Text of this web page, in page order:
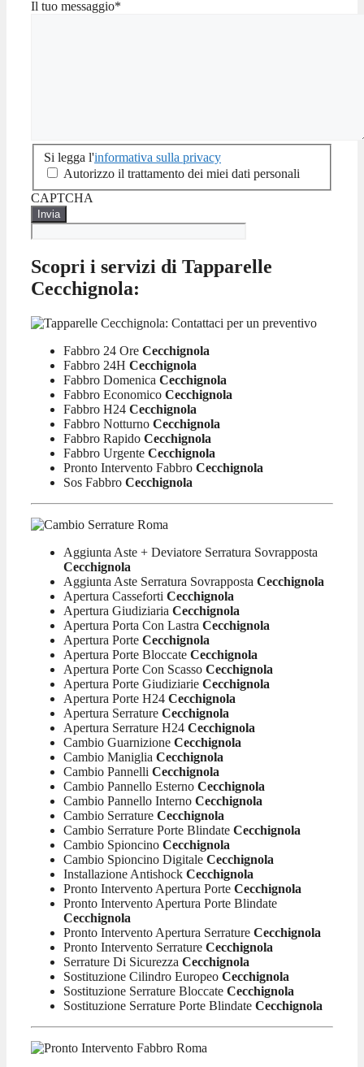
Il tuo messaggio*
Si
legga
sulla
privacy
Si legga l'informativa sulla privacy
Autorizzo il trattamento dei miei dati personali
CAPTCHA
Scopri i servizi di Tapparelle
Cecchignola:
Fabbro 24 Ore Cecchignola
Fabbro 24H Cecchignola
Fabbro Domenica Cecchignola
Fabbro Economico Cecchignola
Fabbro H24 Cecchignola
Fabbro Notturno Cecchignola
Fabbro Rapido Cecchignola
Fabbro Urgente Cecchignola
Pronto Intervento Fabbro Cecchignola
Sos Fabbro Cecchignola
Aggiunta Aste + Deviatore Serratura Sovrapposta
Cecchignola
Aggiunta Aste Serratura Sovrapposta Cecchignola
Apertura Casseforti Cecchignola
Apertura Giudiziaria Cecchignola
Apertura Porta Con Lastra Cecchignola
Apertura Porte Cecchignola
Apertura Porte Bloccate Cecchignola
Apertura Porte Con Scasso Cecchignola
Apertura Porte Giudiziarie Cecchignola
Apertura Porte H24 Cecchignola
Apertura Serrature Cecchignola
Apertura Serrature H24 Cecchignola
Cambio Guarnizione Cecchignola
Cambio Maniglia Cecchignola
Cambio Pannelli Cecchignola
Cambio Pannello Esterno Cecchignola
Cambio Pannello Interno Cecchignola
Cambio Serrature Cecchignola
Cambio Serrature Porte Blindate Cecchignola
Cambio Spioncino Cecchignola
Cambio Spioncino Digitale Cecchignola
Installazione Antishock Cecchignola
Pronto Intervento Apertura Porte Cecchignola
Pronto Intervento Apertura Porte Blindate
Cecchignola
Pronto Intervento Apertura Serrature Cecchignola
Pronto Intervento Serrature Cecchignola
Serrature Di Sicurezza Cecchignola
Sostituzione Cilindro Europeo Cecchignola
Sostituzione Serrature Bloccate Cecchignola
Sostituzione Serrature Porte Blindate Cecchignola